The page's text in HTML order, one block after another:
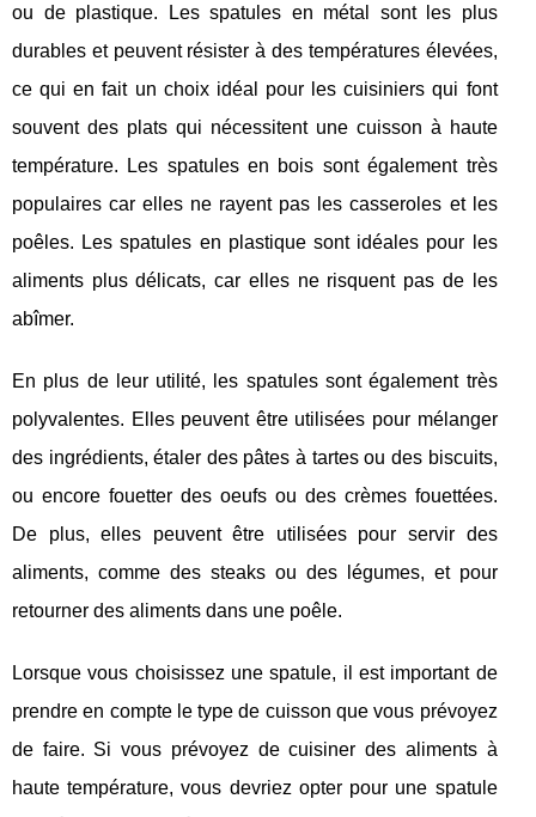
ou de plastique. Les spatules en métal sont les plus
durables et peuvent résister à des températures élevées,
ce qui en fait un choix idéal pour les cuisiniers qui font
souvent des plats qui nécessitent une cuisson à haute
température. Les spatules en bois sont également très
populaires car elles ne rayent pas les casseroles et les
poêles. Les spatules en plastique sont idéales pour les
aliments plus délicats, car elles ne risquent pas de les
abîmer.
En plus de leur utilité, les spatules sont également très
polyvalentes. Elles peuvent être utilisées pour mélanger
des ingrédients, étaler des pâtes à tartes ou des biscuits,
ou encore fouetter des oeufs ou des crèmes fouettées.
De plus, elles peuvent être utilisées pour servir des
aliments, comme des steaks ou des légumes, et pour
retourner des aliments dans une poêle.
Lorsque vous choisissez une spatule, il est important de
prendre en compte le type de cuisson que vous prévoyez
de faire. Si vous prévoyez de cuisiner des aliments à
haute température, vous devriez opter pour une spatule